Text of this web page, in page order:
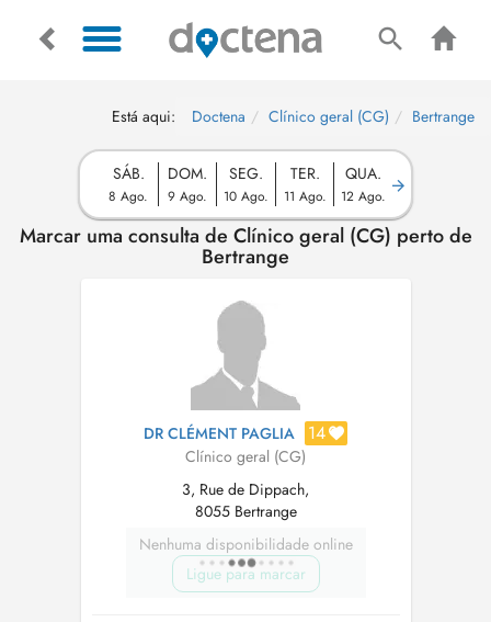
Está aqui: Doctena Clínico geral (CG) Bertrange
SÁB.
8 Ago.
DOM.
9 Ago.
SEG.
10 Ago.
TER.
11 Ago.
QUA.
12 Ago.
Marcar uma consulta de Clínico geral (CG) perto de
Bertrange
DR CLÉMENT PAGLIA 14
Clínico geral (CG)
3, Rue de Dippach,
8055 Bertrange
Nenhuma disponibilidade online
Ligue para marcar